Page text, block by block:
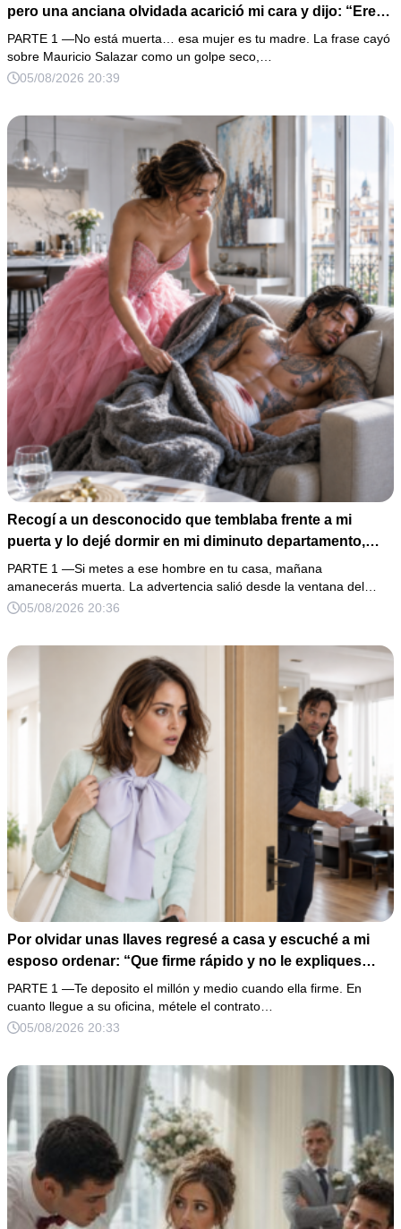
pero una anciana olvidada acarició mi cara y dijo: “Eres
igual a tu padre”. En vez de hacer preguntas, tomé su
medalla, abrí un expediente sellado desde hacía 40 años
y descubrí que la mujer que me crió había construido mi
PARTE 1 —No está muerta… esa mujer es tu madre. La frase cayó
sobre Mauricio Salazar como un golpe seco,…
05/08/2026 20:39
Recogí a un desconocido que temblaba frente a mi
puerta y lo dejé dormir en mi diminuto departamento,
aunque mi único familiar me advirtió: “Ese hombre no es
una víctima”. Le curé una herida profunda y me fui a
dormir. Al amanecer, él ya no estaba, pero su anillo,
pesadilla inesperada.
PARTE 1 —Si metes a ese hombre en tu casa, mañana
amanecerás muerta. La advertencia salió desde la ventana del…
05/08/2026 20:36
Por olvidar unas llaves regresé a casa y escuché a mi
esposo ordenar: “Que firme rápido y no le expliques
nada”. En lugar de enfrentarlo, llevé la grabación a mi
oficina y esperé a que su cómplice apareciera con los
documentos. El fraude por 12 millones era grave, pero el
traición en algo imposible de perdonar.
PARTE 1 —Te deposito el millón y medio cuando ella firme. En
cuanto llegue a su oficina, métele el contrato…
05/08/2026 20:33